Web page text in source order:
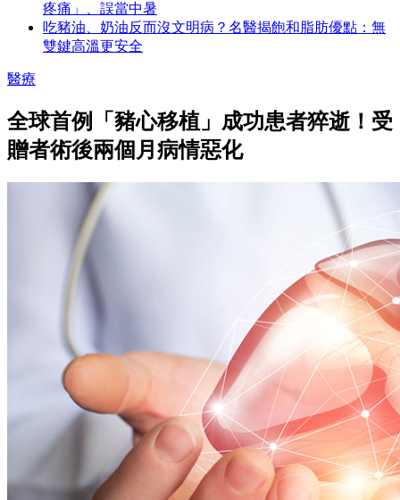
疼痛」、誤當中暑
吃豬油、奶油反而沒文明病？名醫揭飽和脂肪優點：無
雙鍵高溫更安全
醫療
全球首例「豬心移植」成功患者猝逝！受
贈者術後兩個月病情惡化